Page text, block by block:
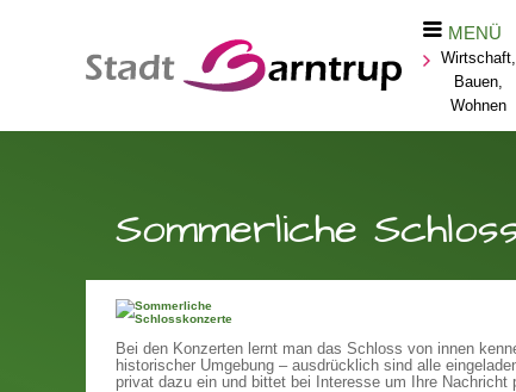
MENÜ
Wirtschaft,
Bauen,
Wohnen
Sommerliche
Bei den Konzerten lernt man das Schloss von innen
historischer Umgebung – ausdrücklich sind alle
privat dazu ein und bittet bei Interesse um Ihre Nachricht